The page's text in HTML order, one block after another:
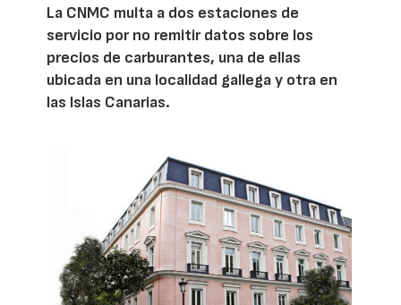
La CNMC multa a dos estaciones de
servicio por no remitir datos sobre los
precios de carburantes, una de ellas
ubicada en una localidad gallega y otra en
las Islas Canarias.